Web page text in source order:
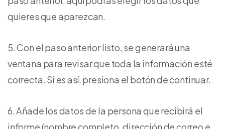
quieres que aparezcan.
Con el paso anterior listo, se generará una
ventana para revisar que toda la información esté
correcta. Si es así, presiona el botón de continuar.
Añade los datos de la persona que recibirá el